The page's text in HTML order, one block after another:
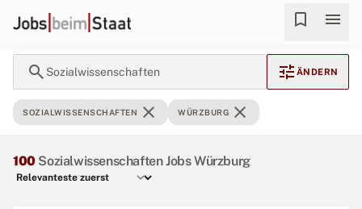
bookmark menu
search Sozialwissenschaften tune ÄNDERN
SOZIALWISSENSCHAFTEN close WÜRZBURG close
100 Sozialwissenschaften Jobs Würzburg